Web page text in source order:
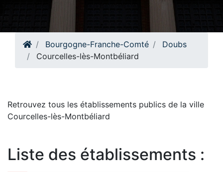
Bourgogne-Franche-Comté
Doubs
Courcelles-lès-Montbéliard
Retrouvez tous les établissements publics de la ville
Courcelles-lès-Montbéliard
Liste des établissements :